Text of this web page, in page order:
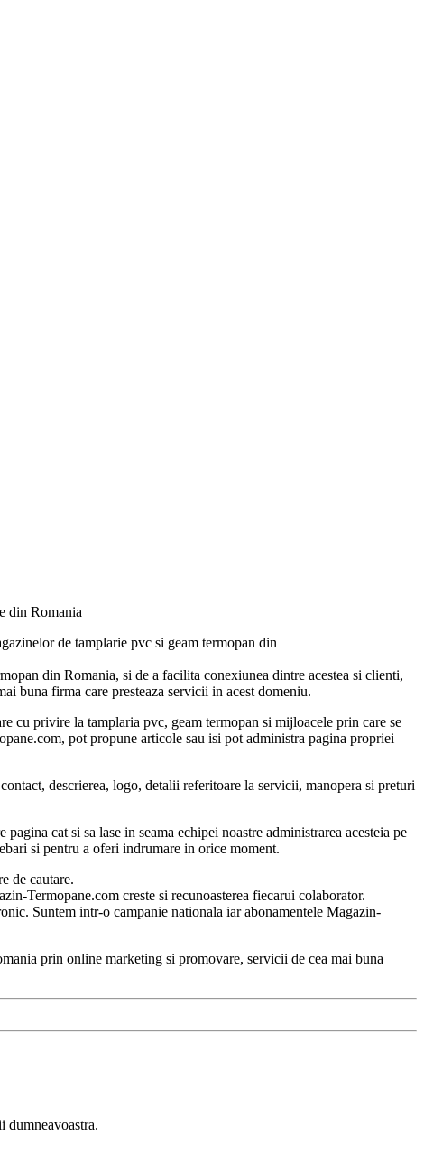
din Romania
de tamplarie pvc si geam termopan din
din Romania, si de a facilita conexiunea dintre acestea si clienti,
buna firma care presteaza servicii in acest domeniu.
cu privire la tamplaria pvc, geam termopan si mijloacele prin care se
pot propune articole sau isi pot administra pagina propriei
descrierea, logo, detalii referitoare la servicii, manopera si preturi
cat si sa lase in seama echipei noastre administrarea acesteia pe
si pentru a oferi indrumare in orice moment.
de cautare.
Termopane.com creste si recunoasterea fiecarui colaborator.
Suntem intr-o campanie nationala iar abonamentele Magazin-
prin online marketing si promovare, servicii de cea mai buna
dumneavoastra.